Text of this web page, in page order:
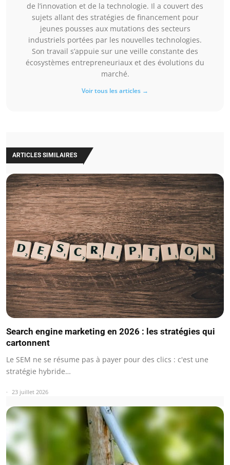
de l’innovation et de la technologie. Il a couvert des
sujets allant des stratégies de financement pour
jeunes pousses aux mutations des secteurs
industriels portées par les nouvelles technologies.
Son travail s’appuie sur une veille constante des
écosystèmes entrepreneuriaux et des évolutions du
marché.
Voir tous les articles →
ARTICLES SIMILAIRES
Search engine marketing en 2026 : les stratégies qui
cartonnent
Le SEM ne se résume pas à payer pour des clics : c'est une
stratégie hybride…
23 juillet 2026